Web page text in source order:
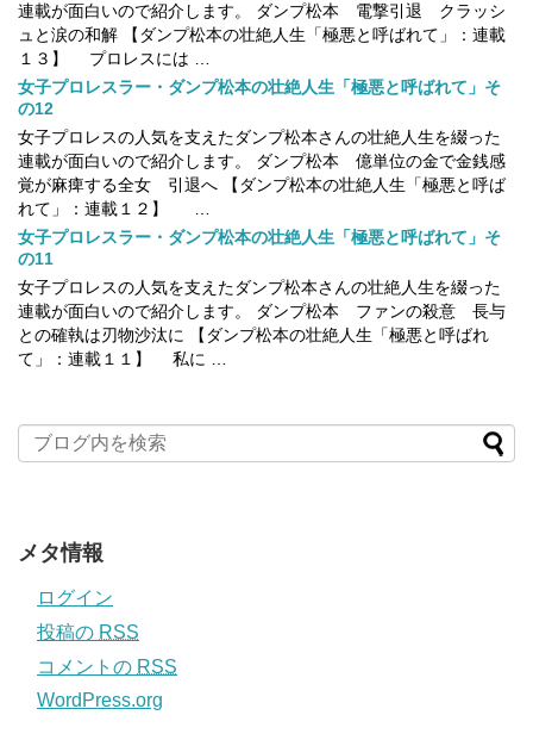
連載が面白いので紹介します。 ダンプ松本 電撃引退 クラッシ
ュと涙の和解 【ダンプ松本の壮絶人生「極悪と呼ばれて」：連載
１３】 プロレスには …
女子プロレスラー・ダンプ松本の壮絶人生「極悪と呼ばれて」そ
の12
女子プロレスの人気を支えたダンプ松本さんの壮絶人生を綴った
連載が面白いので紹介します。 ダンプ松本 億単位の金で金銭感
覚が麻痺する全女 引退へ 【ダンプ松本の壮絶人生「極悪と呼ば
れて」：連載１２】 …
女子プロレスラー・ダンプ松本の壮絶人生「極悪と呼ばれて」そ
の11
女子プロレスの人気を支えたダンプ松本さんの壮絶人生を綴った
連載が面白いので紹介します。 ダンプ松本 ファンの殺意 長与
との確執は刃物沙汰に 【ダンプ松本の壮絶人生「極悪と呼ばれ
て」：連載１１】 私に …
メタ情報
ログイン
投稿の RSS
コメントの RSS
WordPress.org